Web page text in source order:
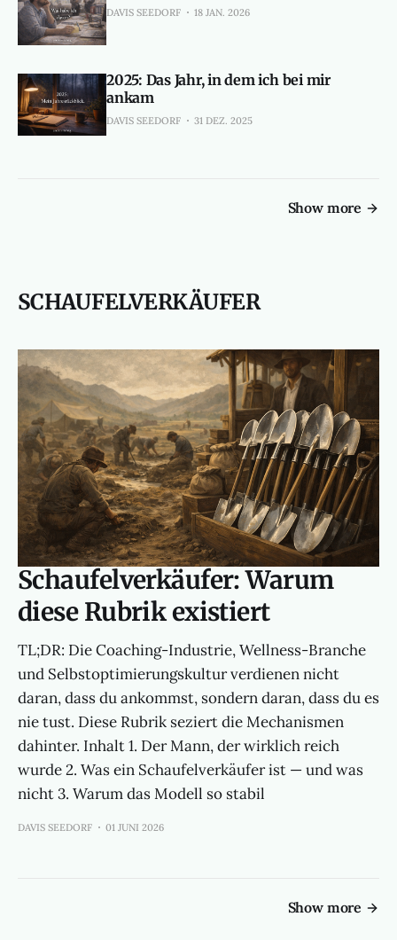
DAVIS SEEDORF 18 JAN. 2026
2025: Das Jahr, in dem ich bei mir
ankam
DAVIS SEEDORF 31 DEZ. 2025
Show more
SCHAUFELVERKÄUFER
Schaufelverkäufer: Warum
diese Rubrik existiert
TL;DR: Die Coaching-Industrie, Wellness-Branche
und Selbstoptimierungskultur verdienen nicht
daran, dass du ankommst, sondern daran, dass du es
nie tust. Diese Rubrik seziert die Mechanismen
dahinter. Inhalt 1. Der Mann, der wirklich reich
wurde 2. Was ein Schaufelverkäufer ist — und was
nicht 3. Warum das Modell so stabil
DAVIS SEEDORF 01 JUNI 2026
Show more